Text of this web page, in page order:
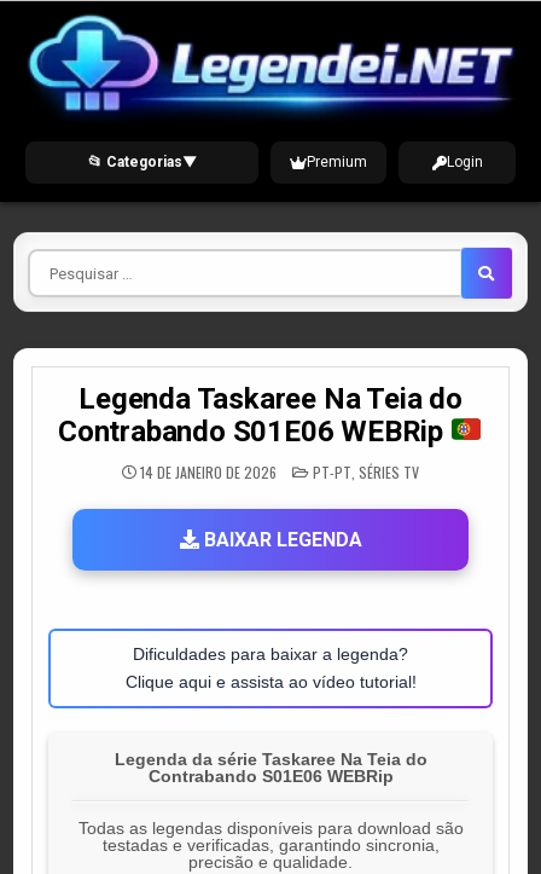
content
📂 Categorias▼ Premium Login
Pesquisar
por
Legenda Taskaree Na Teia do
Contrabando S01E06 WEBRip
14 DE JANEIRO DE 2026 POSTED
IN
PT-PT SÉRIES TV
BAIXAR LEGENDA
Dificuldades para baixar a legenda?
Clique aqui e assista ao vídeo tutorial!
Legenda da série Taskaree Na Teia do
Contrabando S01E06 WEBRip
Todas as legendas disponíveis para download são
testadas e verificadas, garantindo sincronia,
precisão e qualidade.